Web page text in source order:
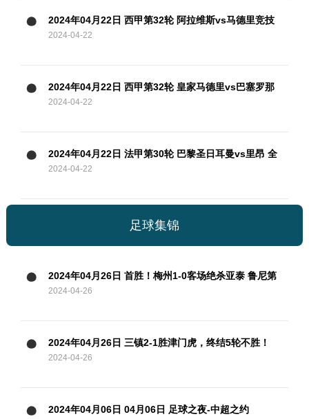
2024年04月22日 西甲第32轮 阿拉维斯vs马德里竞技
全场录像
2024-04-22
2024年04月22日 西甲第32轮 皇家马德里vs巴塞罗那
全场录像
2024-04-22
2024年04月22日 法甲第30轮 巴黎圣日耳曼vs里昂 全
场录像
2024-04-22
足球集锦
2024年04月26日 首胜！梅州1-0客场绝杀亚泰 鲁尼第
93分钟破空门亚泰中超6轮不胜
2024-04-26
2024年04月26日 三镇2-1胜津门虎，终结5轮不胜！
邓涵文送点+破门，津门虎3轮不胜
2024-04-26
2024年04月06日 04月06日 足球之夜-中超之约